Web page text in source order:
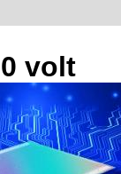
volt